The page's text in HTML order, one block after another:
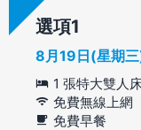
選項
8月19日(星期
1 張特大雙人
免費無線上網
免費早餐